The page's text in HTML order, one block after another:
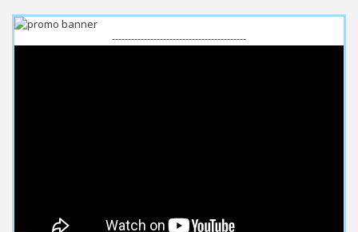
------------------------------------------